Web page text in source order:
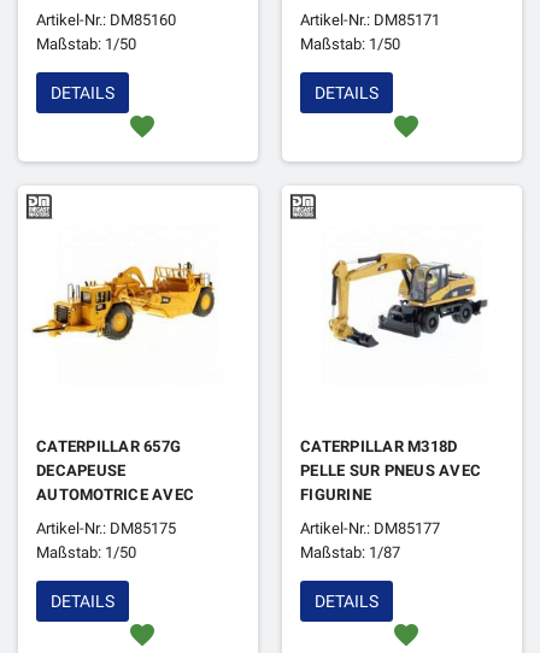
ET FIGURINE
Artikel-Nr.: DM85160
Maßstab: 1/50
favorite
DETAILS
Artikel-Nr.: DM85171
Maßstab: 1/50
favorite
DETAILS
CATERPILLAR 657G
DECAPEUSE
AUTOMOTRICE AVEC
FIGURINE
Artikel-Nr.: DM85175
Maßstab: 1/50
favorite
DETAILS
CATERPILLAR M318D
PELLE SUR PNEUS AVEC
FIGURINE
Artikel-Nr.: DM85177
Maßstab: 1/87
favorite
DETAILS